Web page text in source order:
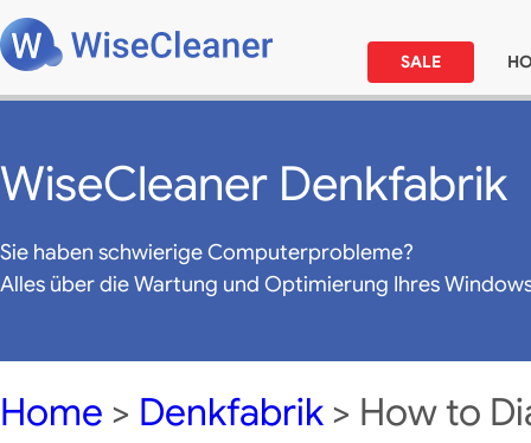
SALE
WiseCleaner Denkfabrik
Sie haben schwierige Computerprobleme?
Alles über die Wartung und Optimierung Ihres
Home > Denkfabrik > How to